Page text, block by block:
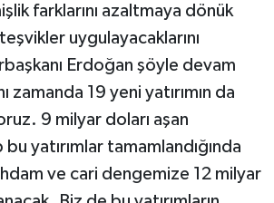
farklarını azaltmaya dönük
uygulayacaklarını
Erdoğan şöyle devam
zamanda 19 yeni yatırımın da
9 milyar doları aşan
yatırımlar tamamlandığında
ve cari dengemize 12 milyar